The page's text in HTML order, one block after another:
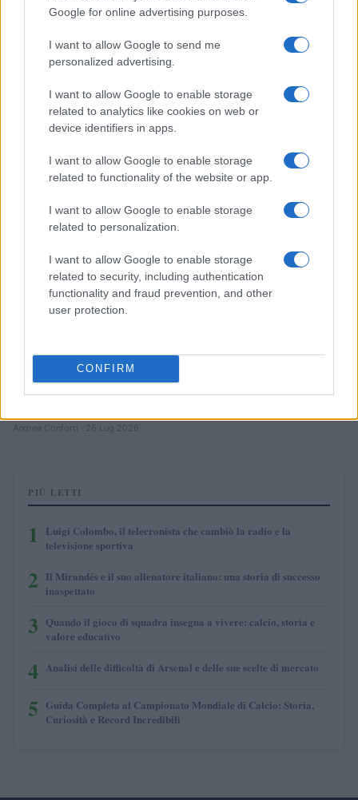
Google for online advertising purposes.
I want to allow Google to send me
personalized advertising.
I want to allow Google to enable storage
related to analytics like cookies on web or
device identifiers in apps.
I want to allow Google to enable storage
related to functionality of the website or app.
I want to allow Google to enable storage
related to personalization.
I want to allow Google to enable storage
related to security, including authentication
functionality and fraud prevention, and other
user protection.
CONFIRM
Quando il gioco di squadra insegna a vivere: calcio, storia e
valore educativo
Andrea Conforti · 26 Lug 2026
PIÙ LETTI
1
Luigi Colombo, il telecronista che cambiò la radio e la
televisione sportiva
2 Il Mirandés e il suo allenatore italiano: una storia di successo
inaspettato
3 Quando il gioco di squadra insegna a vivere: calcio, storia e
valore educativo
4 Analisi delle difficoltà di Arsenal e delle sue scelte di mercato
5 Guida Completa al Campionato Mondiale di Calcio: Storia,
Curiosità e Record Incredibili